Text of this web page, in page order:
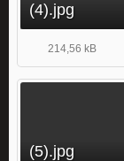
(4).jpg
214,56 kB
(5).jpg